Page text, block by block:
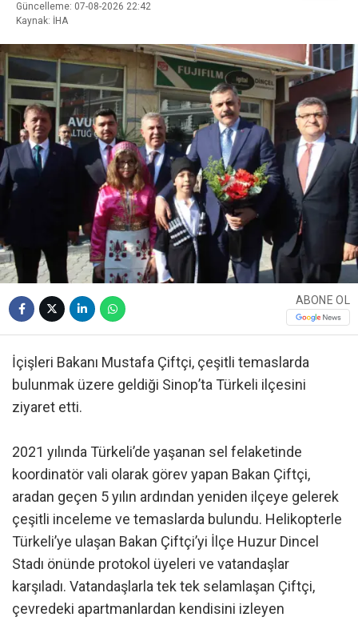
Güncelleme: 07-08-2026 22:42
Kaynak: İHA
ABONE OL
İçişleri Bakanı Mustafa Çiftçi, çeşitli temaslarda
bulunmak üzere geldiği Sinop’ta Türkeli ilçesini
ziyaret etti.
2021 yılında Türkeli’de yaşanan sel felaketinde
koordinatör vali olarak görev yapan Bakan Çiftçi,
aradan geçen 5 yılın ardından yeniden ilçeye gelerek
çeşitli inceleme ve temaslarda bulundu. Helikopterle
Türkeli’ye ulaşan Bakan Çiftçi’yi İlçe Huzur Dincel
Stadı önünde protokol üyeleri ve vatandaşlar
karşıladı. Vatandaşlarla tek tek selamlaşan Çiftçi,
çevredeki apartmanlardan kendisini izleyen